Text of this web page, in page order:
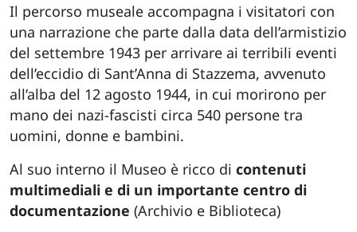
Il percorso museale accompagna i visitatori con
una narrazione che parte dalla data dell’armistizio
del settembre 1943 per arrivare ai terribili eventi
dell’eccidio di Sant’Anna di Stazzema, avvenuto
all’alba del 12 agosto 1944, in cui morirono per
mano dei nazi-fascisti circa 540 persone tra
uomini, donne e bambini.
Al suo interno il Museo è ricco di contenuti
multimediali e di un importante centro di
documentazione (Archivio e Biblioteca)